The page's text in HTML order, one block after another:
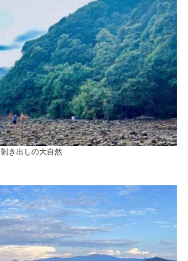
剝き出しの大自然